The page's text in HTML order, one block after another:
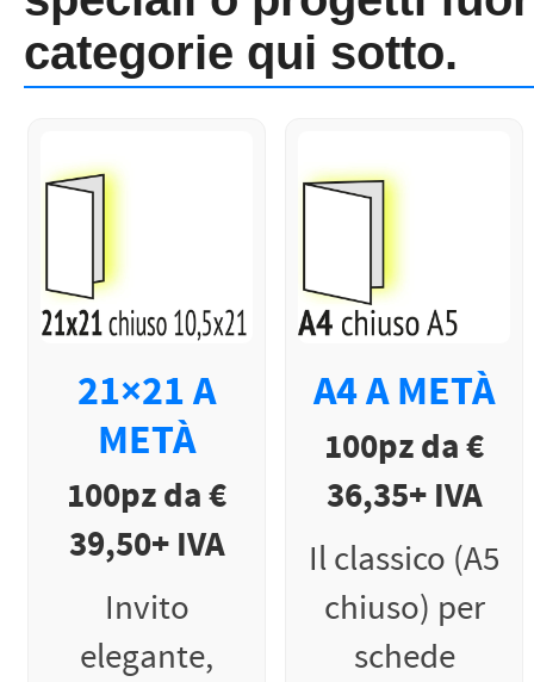
categorie qui sotto.
21×21 A
METÀ
100pz da €
39,50+ IVA
Invito
elegante,
A4 A METÀ
100pz da €
36,35+ IVA
Il classico (A5
chiuso) per
schede